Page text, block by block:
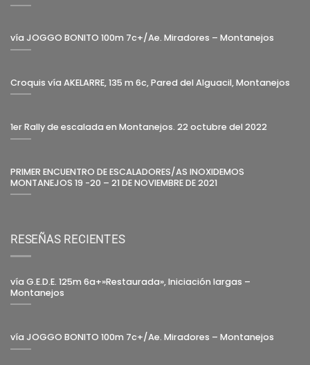
vía JOGGO BONITO 100m 7c+/Ae. Miradores – Montanejos
Croquis vía AKELARRE, 135 m 6c, Pared del Alguacil, Montanejos
1er Rally de escalada en Montanejos. 22 octubre del 2022
PRIMER ENCUENTRO DE ESCALADORES/AS INOXIDEMOS
MONTANEJOS 19 -20 – 21 DE NOVIEMBRE DE 2021
RESEÑAS RECIENTES
vía G.E.D.E. 125m 6a+»Restaurada», Iniciación largas –
Montanejos
vía JOGGO BONITO 100m 7c+/Ae. Miradores – Montanejos